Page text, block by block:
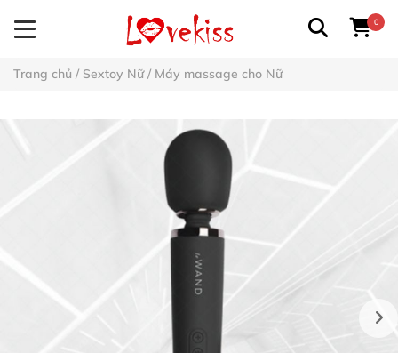
0
Trang chủ / Sextoy Nữ/ Máy massage cho Nữ